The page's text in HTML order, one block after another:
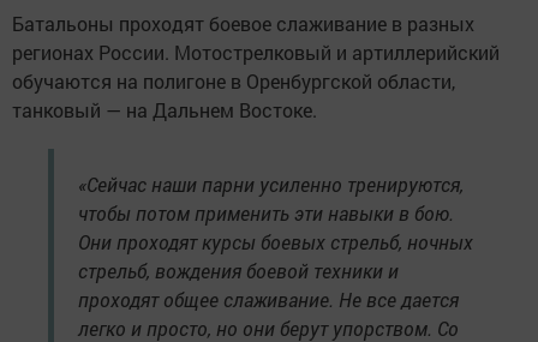
Батальоны проходят боевое слаживание в разных
регионах России. Мотострелковый и артиллерийский
обучаются на полигоне в Оренбургской области,
танковый — на Дальнем Востоке.
«Сейчас наши парни усиленно тренируются,
чтобы потом применить эти навыки в бою.
Они проходят курсы боевых стрельб, ночных
стрельб, вождения боевой техники и
проходят общее слаживание. Не все дается
легко и просто, но они берут упорством. Со